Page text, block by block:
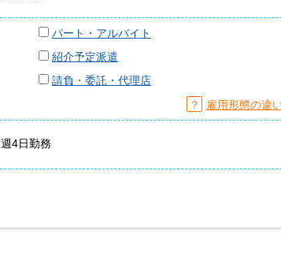
パート・アルバイト
紹介予定派遣
請負・委託・代理店
？ 雇用形態の違
週4日勤務